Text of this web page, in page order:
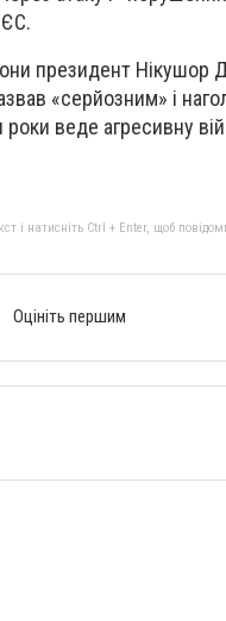
президент Нікушор
«серйозним» і
роки веде агресивну
і натисніть Ctrl + Enter, щоб
Оцініть першим